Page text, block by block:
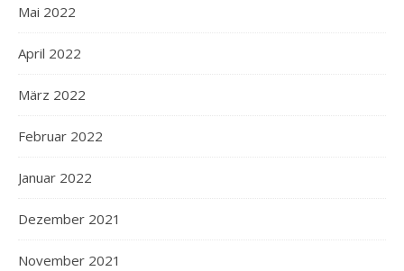
Mai 2022
April 2022
März 2022
Februar 2022
Januar 2022
Dezember 2021
November 2021